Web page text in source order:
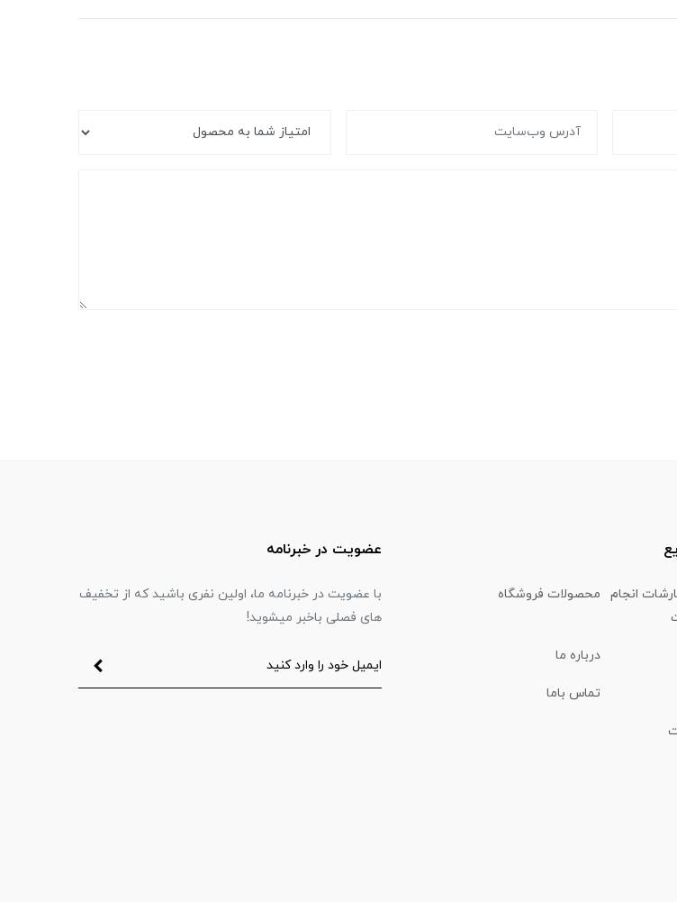
انجام
محصولات فروشگاه
درباره ما
تماس باما
عضویت در خبرنامه
با عضویت در خبرنامه ما، اولین نفری باشید که از تخفیف
های فصلی باخبر میشوید!